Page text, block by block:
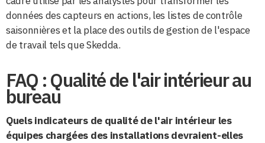
données des capteurs en actions, les listes de contrôle
saisonnières et la place des outils de gestion de l'espace
de travail tels que Skedda.
FAQ : Qualité de l'air intérieur au
bureau
Quels indicateurs de qualité de l'air intérieur les
équipes chargées des installations devraient-elles